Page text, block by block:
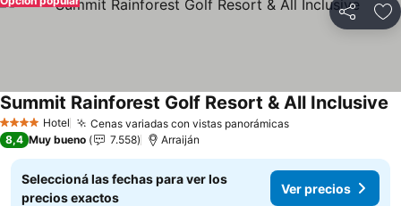
Compartir
4 EstrellasHotel Cenas variadas con vistas panorámicasVer precios
Summit Rainforest Golf Resort & All Inclusive
8,4 Muy bueno 7.558 Arraiján
Seleccioná las fechas para ver los
precios exactos
Ver precios